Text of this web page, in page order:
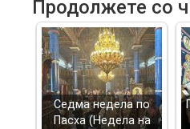
Продолжете со
Седма недела по
Пасха (Недела на